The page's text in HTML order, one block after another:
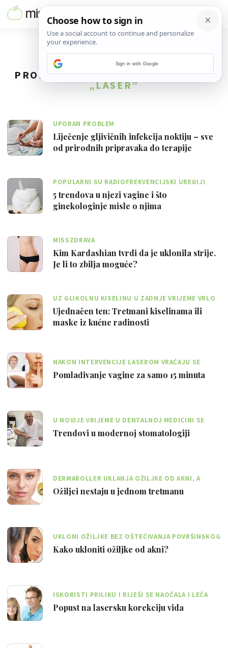
PRONAĐENO18REZULTATA ZA TAG
„LASER”
UPORAN PROBLEM
Liječenje gljivičnih infekcija noktiju – sve
od prirodnih pripravaka do terapije
POPULARNI SU RADIOFREKVENCIJSKI UREĐIJI
5 trendova u njezi vagine i što
ginekologinje misle o njima
MISSZDRAVA
Kim Kardashian tvrdi da je uklonila strije.
Je li to zbilja moguće?
UZ GLIKOLNU KISELINU U ZADNJE VRIJEME VRLO
JE POPULARNA I BADEMOVA
Ujednačen ten: Tretmani kiselinama ili
maske iz kućne radinosti
NAKON INTERVENCIJE LASEROM VRAĆAJU SE
ELASTIČNOST I ČVRSTOĆA VAGINALNIH STIJENKI
Pomlađivanje vagine za samo 15 minuta
U NOVIJE VRIJEME U DENTALNOJ MEDICINI SE
KORISTI LIJEČENJE LASEROM I OZONOM
Trendovi u modernoj stomatologiji
DERMAROLLER UKLANJA OŽILJKE OD AKNI, A
POSTIŽU SE REZULTATI SLIČNI LASERSKIM
Ožiljci nestaju u jednom tretmanu
UKLONI OŽILJKE BEZ OŠTEĆIVANJA POVRŠINSKOG
SLOJA KOŽE
Kako ukloniti ožiljke od akni?
ISKORISTI PRILIKU I RIJEŠI SE NAOČALA I LEĆA
ZAUVIJEK!
Popust na lasersku korekciju vida
Sign in with Google